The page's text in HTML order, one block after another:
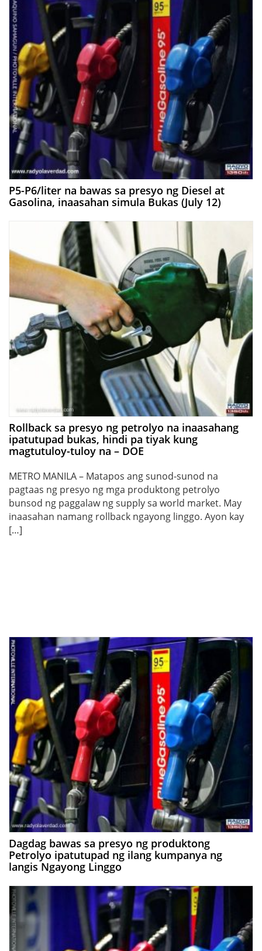
P5-P6/liter na bawas sa presyo ng Diesel at
Gasolina, inaasahan simula Bukas (July 12)
Rollback sa presyo ng petrolyo na inaasahang
ipatutupad bukas, hindi pa tiyak kung
magtutuloy-tuloy na – DOE
METRO MANILA – Matapos ang sunod-sunod na
pagtaas ng presyo ng mga produktong petrolyo
bunsod ng paggalaw ng supply sa world market. May
inaasahan namang rollback ngayong linggo. Ayon kay
[…]
Dagdag bawas sa presyo ng produktong
Petrolyo ipatutupad ng ilang kumpanya ng
langis Ngayong Linggo